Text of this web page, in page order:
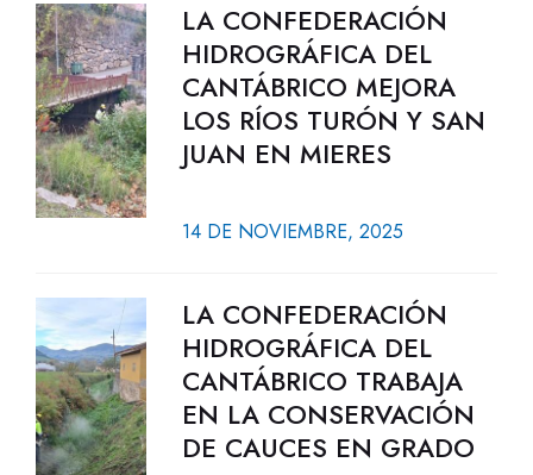
LA CONFEDERACIÓN
HIDROGRÁFICA DEL
CANTÁBRICO MEJORA
LOS RÍOS TURÓN Y SAN
JUAN EN MIERES
14 DE NOVIEMBRE, 2025
LA CONFEDERACIÓN
HIDROGRÁFICA DEL
CANTÁBRICO TRABAJA
EN LA CONSERVACIÓN
DE CAUCES EN GRADO